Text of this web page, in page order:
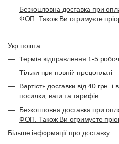
Безкоштовна доставка при
ФОП. Також Ви отримуєте
Укр пошта
Термін відправлення 1-5
Тільки при повній предоплаті
Вартість доставки від 40 грн.
посилки, ваги та тарифів
Безкоштовна доставка при
ФОП. Також Ви отримуєте
Більше інформації про доставку